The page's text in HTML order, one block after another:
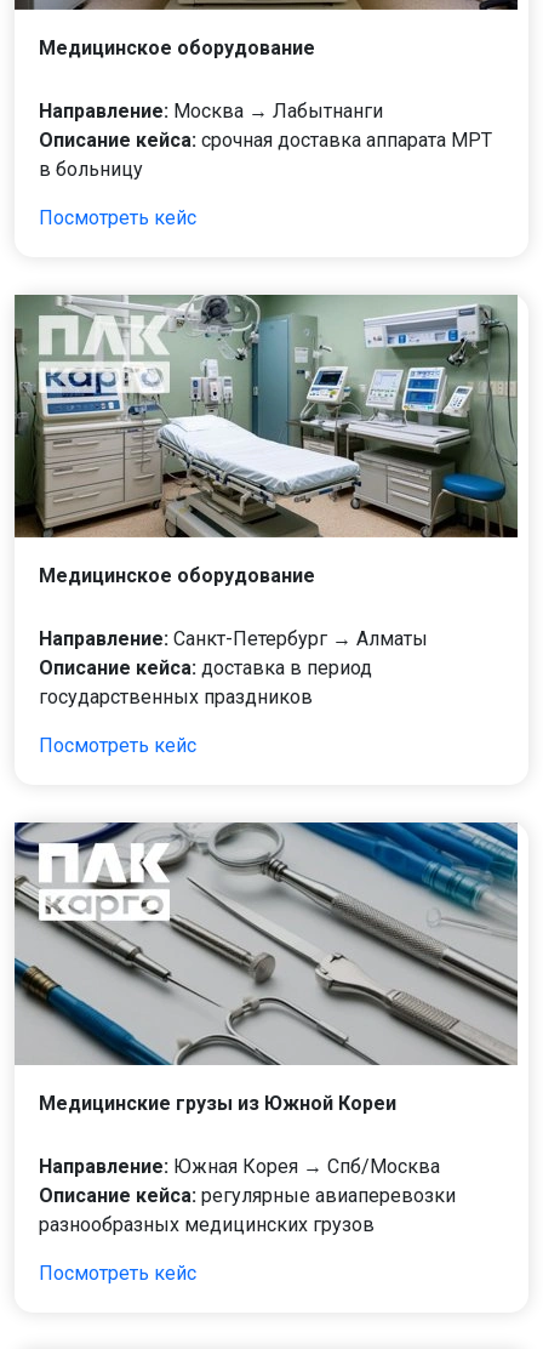
Медицинское оборудование
Направление: Москва → Лабытнанги
Описание кейса: срочная доставка аппарата МРТ
в больницу
Посмотреть кейс
Медицинское оборудование
Направление: Санкт-Петербург → Алматы
Описание кейса: доставка в период
государственных праздников
Посмотреть кейс
Медицинские грузы из Южной Кореи
Направление: Южная Корея → Спб/Москва
Описание кейса: регулярные авиаперевозки
разнообразных медицинских грузов
Посмотреть кейс